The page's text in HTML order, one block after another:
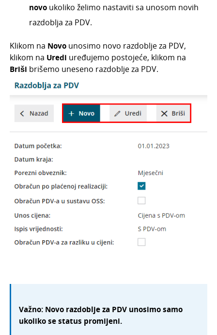
novo ukoliko želimo nastaviti sa unosom novih
razdoblja za PDV.
Klikom na Novo unosimo novo razdoblje za PDV,
klikom na Uredi uređujemo postojeće, klikom na
Briši brišemo uneseno razdoblje za PDV.
Važno: Novo razdoblje za PDV unosimo samo
ukoliko se status promijeni.